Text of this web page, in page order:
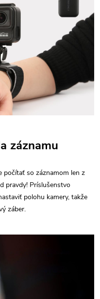
záznamu
počítať so záznamom len z
pravdy! Príslušenstvo
polohu kamery, takže
záber.